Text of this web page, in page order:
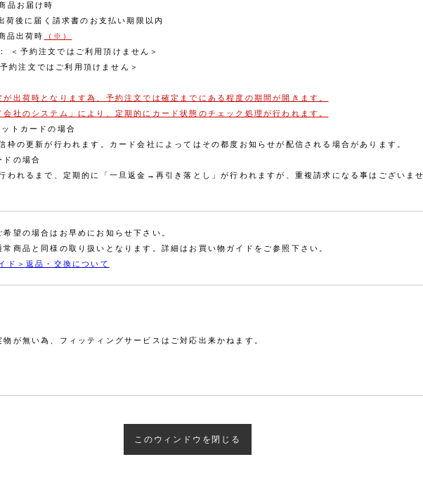
品お届け時
荷後に届く請求書のお支払い期限以内
出荷時
（※）
＜予約注文ではご利用頂けません＞
約注文ではご利用頂けません＞
が出荷時となります為、予約注文では確定までにある程度の期間が開きます。
会社のシステム」により、定期的にカード状態のチェック処理が行われます。
トカードの場合
枠の更新が行われます。カード会社によってはその都度お知らせが配信される場合があります。
の場合
われるまで、定期的に「一旦返金→再引き落とし」が行われますが、重複請求になる事はございま
希望の場合はお早めにお知らせ下さい。
常商品と同様の取り扱いとなります。詳細はお買い物ガイドをご参照下さい。
ド＞返品・交換について
物が無い為、フィッティングサービスはご対応出来かねます。
このウィンドウを閉じる